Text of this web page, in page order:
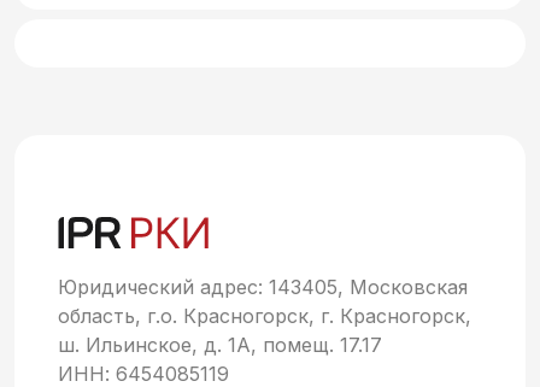
Юридический адрес: 143405, Московская
область, г.о. Красногорск, г. Красногорск,
ш. Ильинское, д. 1А, помещ. 17.17
ИНН: 6454085119